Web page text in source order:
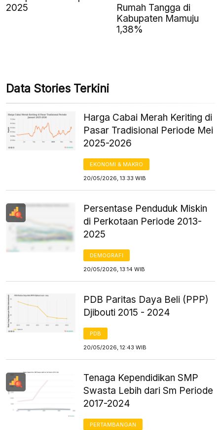
2025
Rumah Tangga di
Kabupaten Mamuju
1,38%
Data Stories Terkini
Harga Cabai Merah Keriting di
Pasar Tradisional Periode Mei
2025-2026
EKONOMI & MAKRO
20/05/2026, 13:33 WIB
Persentase Penduduk Miskin
di Perkotaan Periode 2013-
2025
DEMOGRAFI
20/05/2026, 13:14 WIB
PDB Paritas Daya Beli (PPP)
Djibouti 2015 - 2024
PDB
20/05/2026, 12:43 WIB
Tenaga Kependidikan SMP
Swasta Lebih dari Sm Periode
2017-2024
PERTAMBANGAN